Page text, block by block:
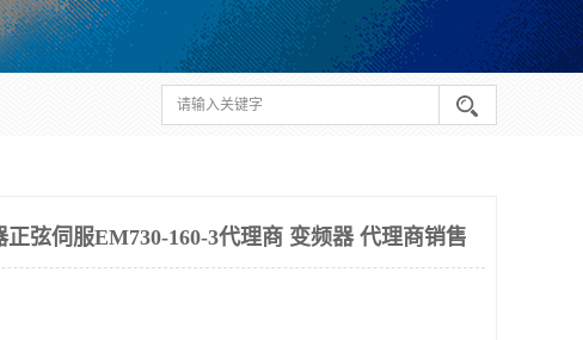
正弦伺服EM730-160-3代理商 变频器 代理商销售